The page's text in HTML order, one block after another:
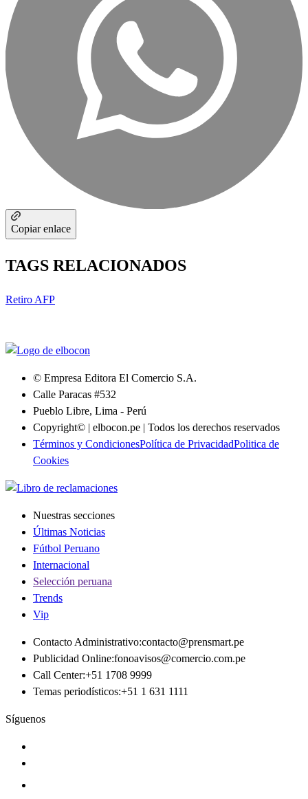
Copiar enlace
TAGS RELACIONADOS
Retiro AFP
© Empresa Editora El Comercio S.A.
Calle Paracas #532
Pueblo Libre, Lima - Perú
Copyright© | elbocon.pe | Todos los derechos reservados
Términos y CondicionesPolítica de PrivacidadPolitica de
Cookies
Nuestras secciones
Últimas Noticias
Fútbol Peruano
Internacional
Selección peruana
Trends
Vip
Contacto Administrativo:contacto@prensmart.pe
Publicidad Online:fonoavisos@comercio.com.pe
Call Center:+51 1708 9999
Temas periodísticos:+51 1 631 1111
Síguenos